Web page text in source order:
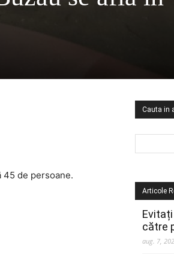
45 de persoane.
Cauta in
Articole
Evitați
către
aug. 7,